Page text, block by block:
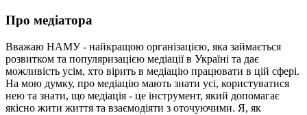
Про медіатора
Вважаю НАМУ - найкращою організацією, яка займається
розвитком та популяризацією медіації в Україні та дає
можливість усім, хто вірить в медіацію працювати в цій сфері.
На мою думку, про медіацію мають знати усі, користуватися
нею та знати, що медіація - це інструмент, який допомагає
якісно жити життя та взаємодіяти з оточуючими. Я, як